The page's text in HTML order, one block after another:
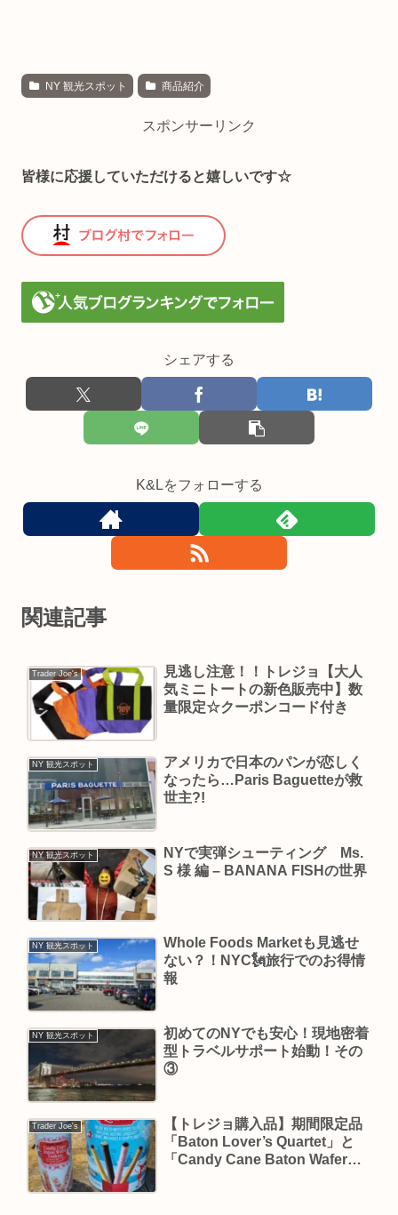
NY 観光スポット 商品紹介
スポンサーリンク
皆様に応援していただけると嬉しいです☆
シェアする
K&Lをフォローする
関連記事
Trader Joe's
見逃し注意！！トレジョ【大人
気ミニトートの新色販売中】数
量限定☆クーポンコード付き
NY 観光スポット
アメリカで日本のパンが恋しく
なったら…Paris Baguetteが救
世主?!
NY 観光スポット
NYで実弾シューティング Ms.
S 様 編 – BANANA FISHの世界
NY 観光スポット
Whole Foods Marketも見逃せ
ない？！NYC🗽旅行でのお得情
報
NY 観光スポット
初めてのNYでも安心！現地密着
型トラベルサポート始動！その
③
Trader Joe's
【トレジョ購入品】期間限定品
「Baton Lover’s Quartet」と
「Candy Cane Baton Wafer